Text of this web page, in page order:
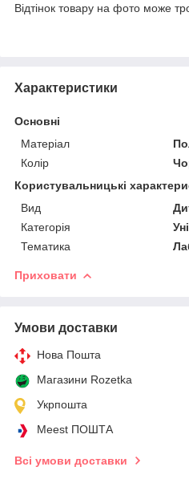
Відтінок товару на фото може
Характеристики
Основні
Матеріал
Колір
Користувальницькі
Вид
Категорія
Тематика
Приховати
Умови доставки
Нова Пошта
Магазини Rozetka
Укрпошта
Meest ПОШТА
Всі умови доставки